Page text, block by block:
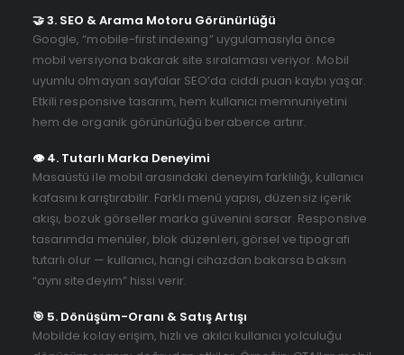
🤝 3. SEO & Arama Motoru Görünürlüğü
Google, “mobile-first indexing” uygulamasıyla önce
mobil versiyona bakarak site sıralaması veriyor. Mobil
uyumlu olmayan sayfalar SEO’da ciddi puan kaybı yaşar.
Etkili responsive tasarım, hem kullanıcı memnuniyetini
hem de organik görünürlüğü beraberce artırır.
👁️ 4. Tutarlı Marka Deneyimi
Masaüstü ile mobil arasındaki deneyim farklılığı, kullanıcı
kafasını karıştırabilir. Farklı menü yapısı, düzensiz içerik
akışı, bozuk görseller marka güvenini sarsar. Responsive
tasarımda menüler, blok düzenleri, görsel ve tipografi
tutarlı olur — kullanıcı, hangi cihazdan bakarsa baksın
“aynı sitedeyim” hissi verir.
🎯 5. Dönüşüm-Oranı & Satış Artışı
Mobilde kolay erişim, hızlı ve akılcı kullanıcı yolculuğu